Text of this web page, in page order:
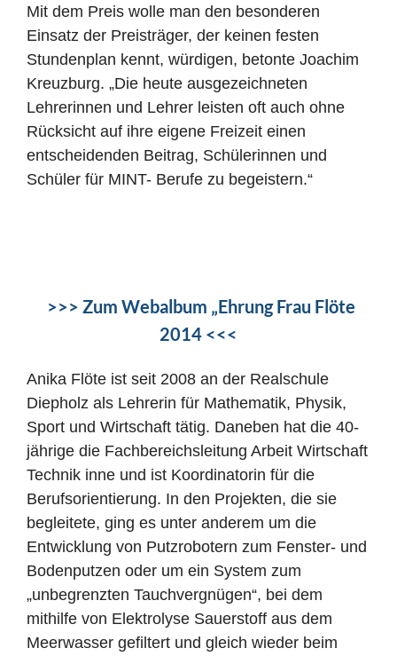
Mit dem Preis wolle man den besonderen
Einsatz der Preisträger, der keinen festen
Stundenplan kennt, würdigen, betonte Joachim
Kreuzburg. „Die heute ausgezeichneten
Lehrerinnen und Lehrer leisten oft auch ohne
Rücksicht auf ihre eigene Freizeit einen
entscheidenden Beitrag, Schülerinnen und
Schüler für MINT- Berufe zu begeistern.“
>>> Zum Webalbum „Ehrung Frau Flöte
2014 <<<
Anika Flöte ist seit 2008 an der Realschule
Diepholz als Lehrerin für Mathematik, Physik,
Sport und Wirtschaft tätig. Daneben hat die 40-
jährige die Fachbereichsleitung Arbeit Wirtschaft
Technik inne und ist Koordinatorin für die
Berufsorientierung. In den Projekten, die sie
begleitete, ging es unter anderem um die
Entwicklung von Putzrobotern zum Fenster- und
Bodenputzen oder um ein System zum
„unbegrenzten Tauchvergnügen“, bei dem
mithilfe von Elektrolyse Sauerstoff aus dem
Meerwasser gefiltert und gleich wieder beim